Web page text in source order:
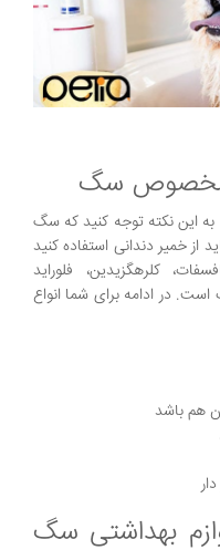
مخصوص سگ
به این نکته توجه کنید که سگ
خمیر دندانی استفاده کنید
کلرهگزیدین، فلوراید
در ادامه برای شما انواع
هم باشد
بهداشتی سگ